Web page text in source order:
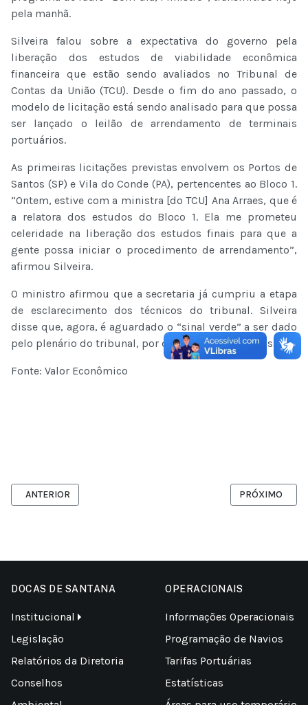
pela manhã.
Silveira falou sobre a expectativa do governo pela
liberação dos estudos de viabilidade econômica
financeira que estão sendo avaliados no Tribunal de
Contas da União (TCU). Desde o fim do ano passado, o
modelo de licitação está sendo analisado para que possa
ser lançado o leilão de arrendamento de terminais
portuários.
As primeiras licitações previstas envolvem os Portos de
Santos (SP) e Vila do Conde (PA), pertencentes ao Bloco 1.
“Ontem, estive com a ministra [do TCU] Ana Arraes, que é
a relatora dos estudos do Bloco 1. Ela me prometeu
celeridade na liberação dos estudos finais para que a
gente possa iniciar o procedimento de arrendamento”,
afirmou Silveira.
O ministro afirmou que a secretaria já cumpriu a etapa
de esclarecimento dos técnicos do tribunal. Silveira
disse que, agora, é aguardado o “sinal verde” a ser dado
pelo plenário do tribunal, por decisão dos ministros.
Fonte: Valor Econômico
ARTIGO ANTERIOR: ÁREA PARA LOGÍSTICA E INFRAESTRUTURA É
ANTERIOR PRÓXIMO
PRÓXIMO
DOCAS DE SANTANA
Institucional
Legislação
Relatórios da Diretoria
Conselhos
OPERACIONAIS
Informações Operacionais
Programação de Navios
Tarifas Portuárias
Estatísticas